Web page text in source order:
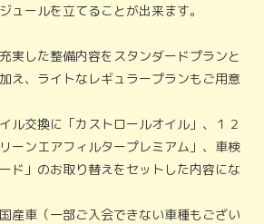
ュールを立てることが出来ます。
実した整備内容をスタンダードプランと
え、ライトなレギュラープランもご用意
ル交換に「カストロールオイル」、１２
ーンエアフィルタープレミアム」、車検
ド」のお取り替えをセットした内容にな
産車（一部ご入会できない車種もござい